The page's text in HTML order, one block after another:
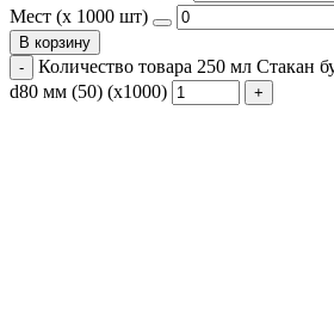
Мест (x 1000 шт)
В корзину
Количество товара 250 мл
d80 мм (50) (х1000)